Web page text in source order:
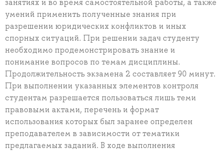
умений применить полученные знания при
разрешении юридических конфликтов и иных
спорных ситуаций. При решении задач студенту
необходимо продемонстрировать знание и
понимание вопросов по темам дисциплины.
Продолжительность экзамена 2 составляет 90 минут.
При выполнении указанных элементов контроля
студентам разрешается пользоваться лишь теми
правовыми актами, перечень и формат
использования которых был заранее определен
преподавателем в зависимости от тематики
предлагаемых заданий. В ходе выполнения